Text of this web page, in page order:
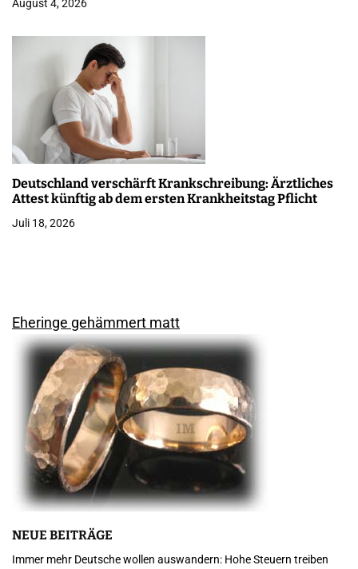
August 4, 2026
Deutschland verschärft Krankschreibung: Ärztliches
Attest künftig ab dem ersten Krankheitstag Pflicht
Juli 18, 2026
Eheringe gehämmert matt
NEUE BEITRÄGE
Immer mehr Deutsche wollen auswandern: Hohe Steuern treiben